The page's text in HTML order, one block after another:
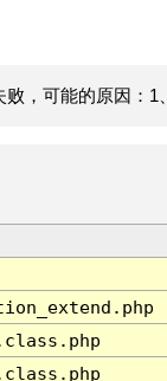
，可能的原因：1